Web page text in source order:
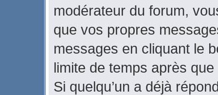
modérateur du forum,
que vos propres
messages en cliquant le
limite de temps après
Si quelqu’un a déjà